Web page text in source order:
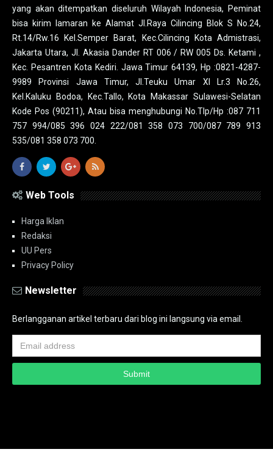
yang akan ditempatkan diseluruh Wilayah Indonesia, Peminat
bisa kirim lamaran ke Alamat Jl.Raya Cilincing Blok S No.24,
Rt.14/Rw.16 Kel.Semper Barat, Kec.Cilincing Kota Admistrasi,
Jakarta Utara, Jl. Akasia Dander RT 006 / RW 005 Ds. Ketami ,
Kec. Pesantren Kota Kediri. Jawa Timur 64139, Hp :0821-4287-
9989 Provinsi Jawa Timur, Jl.Teuku Umar XI Lr.3 No.26,
Kel.Kaluku Bodoa, Kec.Tallo, Kota Makassar Sulawesi-Selatan
Kode Pos (90211), Atau bisa menghubungi No.Tlp/Hp :087 711
757 994/085 396 024 222/081 358 073 700/087 789 913
535/081 358 073 700.
Web Tools
Harga Iklan
Redaksi
UU Pers
Privacy Policy
Newsletter
Berlangganan artikel terbaru dari blog ini langsung via email.